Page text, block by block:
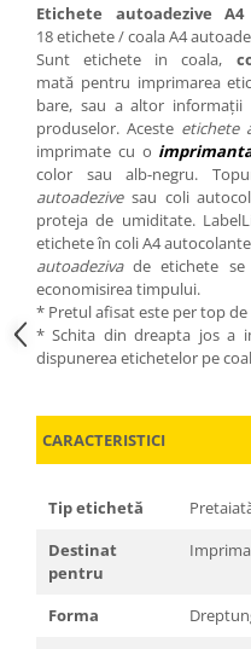
Etichete autoadezive A4
18 etichete / coala A4
Sunt etichete in coala,
mată pentru imprimarea
bare, sau a altor informații
produselor. Aceste etichete
imprimate cu o
color sau alb-negru.
autoadezivesau coli
proteja de umiditate.
etichete în coli A4
autoadezivade etichete se
economisirea timpului.
* Pretul afisat este per top de
* Schita din dreapta jos a
dispunerea etichetelor pe
CARACTERISTICI
Tip etichetă
Destinat
pentru
Forma